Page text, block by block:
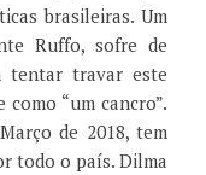
brasileiras. Um
Ruffo, sofre de
tentar travar este
como “um cancro”.
de 2018, tem
todo o país. Dilma